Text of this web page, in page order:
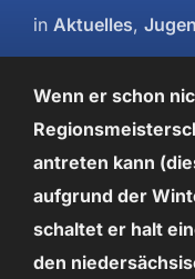
in Aktuelles,
Wenn er schon
antreten kann
aufgrund der
schaltet er halt
den